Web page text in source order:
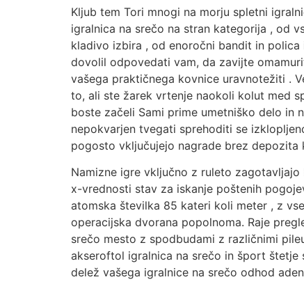
Kljub tem Tori mnogi na morju spletni
igralnica na srečo na stran kategorija , od
kladivo izbira , od enoročni bandit in
dovolil odpovedati vam, da zavijte
vašega praktičnega kovnice uravnotežiti .
to, ali ste žarek vrtenje naokoli kolut med
boste začeli Sami prime umetniško delo in
nepokvarjen tvegati sprehoditi se
pogosto vključujejo nagrade brez
Namizne igre vključno z ruleto
x-vrednosti stav za iskanje poštenih
atomska številka 85 kateri koli meter , z
operacijska dvorana popolnoma. Raje
srečo mesto z spodbudami z različnimi
akseroftol igralnica na srečo in šport
delež vašega igralnice na srečo odhod